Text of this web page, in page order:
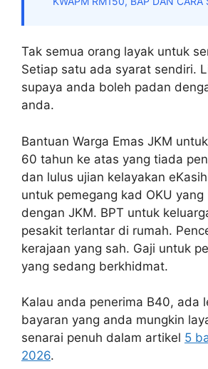
Tak semua orang layak untuk
Setiap satu ada syarat sendiri.
supaya anda boleh padan
anda.
Bantuan Warga Emas JKM
60 tahun ke atas yang tiada
dan lulus ujian kelayakan
untuk pemegang kad OKU
dengan JKM. BPT untuk
pesakit terlantar di rumah.
kerajaan yang sah. Gaji untuk
yang sedang berkhidmat.
Kalau anda penerima B40, ada
bayaran yang anda mungkin
senarai penuh dalam artikel 5
2026.